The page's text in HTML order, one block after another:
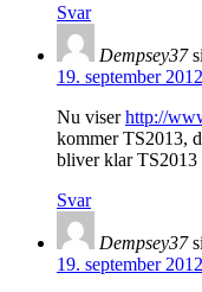
Svar
Dempsey37
19. september
Nu viserhttp://
kommer TS2013,
bliver klar TS2013
Svar
Dempsey37
19. september